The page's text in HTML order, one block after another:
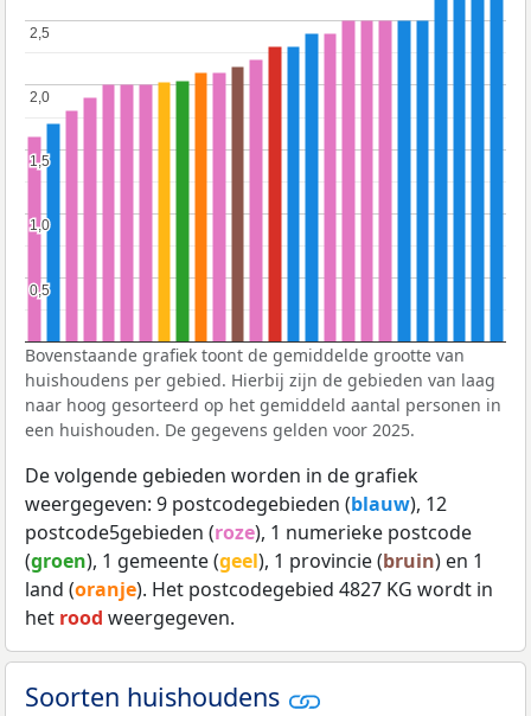
0,5
0,5
1,0
1,0
1,5
1,5
2,0
2,0
2,5
2,5
Bovenstaande grafiek toont de gemiddelde grootte van
huishoudens per gebied. Hierbij zijn de gebieden van laag
naar hoog gesorteerd op het gemiddeld aantal personen in
een huishouden. De gegevens gelden voor 2025.
De volgende gebieden worden in de grafiek
weergegeven: 9 postcodegebieden (blauw), 12
postcode5gebieden (roze), 1 numerieke postcode
(groen), 1 gemeente (geel), 1 provincie (bruin) en 1
land (oranje). Het postcodegebied 4827 KG wordt in
het rood weergegeven.
Soorten huishoudens